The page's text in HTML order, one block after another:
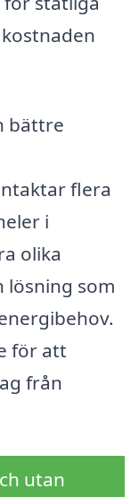
bättre
flera
i
olika
lösning som
för att
från
utan